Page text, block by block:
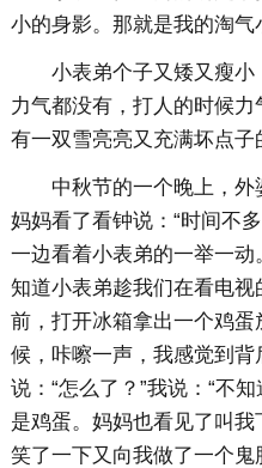
小的身影。那就是我的淘气
小表弟个子又矮又瘦
力气都没有，打人的时候
有一双雪亮亮又充满坏点子
中秋节的一个晚上，外
妈妈看了看钟说：“时间不
一边看着小表弟的一举一
知道小表弟趁我们在看电视
前，打开冰箱拿出一个鸡
候，咔嚓一声，我感觉到
说：“怎么了？”我说：“不
是鸡蛋。妈妈也看见了叫
笑了一下又向我做了一个鬼